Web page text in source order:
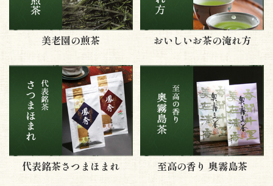
美老園の煎茶 おいしいお茶の淹れ方
代表銘茶さつまほまれ 至高の香り 奥霧島茶